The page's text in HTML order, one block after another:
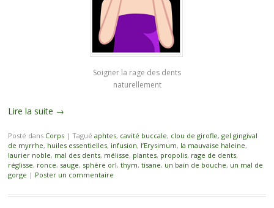
Soigner la rage des dents
naturellement
Lire la suite →
Posté dans Corps | Tagué aphtes, cavité buccale, clou de girofle, gel gingival
de myrrhe, huiles essentielles, infusion, l’Erysimum, la mauvaise haleine,
laurier noble, mal des dents, mélisse, plantes, propolis, rage de dents,
réglisse, ronce, sauge, sphère orl, thym, tisane, un bain de bouche, un mal de
gorge | Poster un commentaire